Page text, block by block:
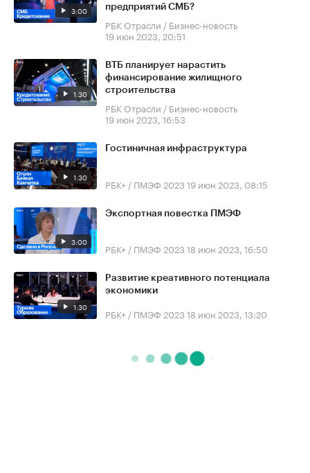
3:00
предприятий СМБ?
РБК Отрасли / Бизнес-новость
19 июн 2023, 20:51
1:30
ВТБ планирует нарастить
финансирование жилищного
строительства
РБК Отрасли / Бизнес-новость
19 июн 2023, 16:53
1:30
Гостиничная инфраструктура
РБК+ / ПМЭФ 2023 19 июн 2023, 08:15
3:00
Экспортная повестка ПМЭФ
РБК+ / ПМЭФ 2023 18 июн 2023, 16:50
1:30
Развитие креативного потенциала
экономики
РБК+ / ПМЭФ 2023 18 июн 2023, 13:20